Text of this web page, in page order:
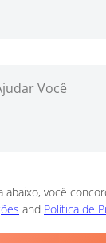
abaixo, você
and Política de